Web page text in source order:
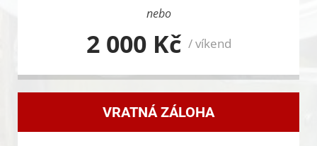
nebo
2 000 Kč / víkend
VRATNÁ ZÁLOHA